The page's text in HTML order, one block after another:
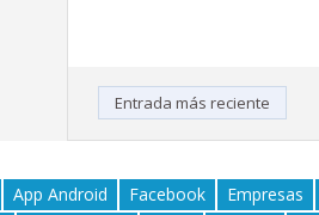
Entrada más reciente
App Android Facebook Empresas